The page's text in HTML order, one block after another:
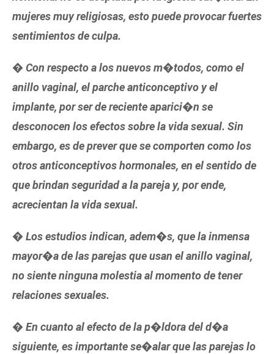
mujeres muy religiosas, esto puede provocar fuertes
sentimientos de culpa.
� Con respecto a los nuevos m�todos, como el
anillo vaginal, el parche anticonceptivo y el
implante, por ser de reciente aparici�n se
desconocen los efectos sobre la vida sexual. Sin
embargo, es de prever que se comporten como los
otros anticonceptivos hormonales, en el sentido de
que brindan seguridad a la pareja y, por ende,
acrecientan la vida sexual.
� Los estudios indican, adem�s, que la inmensa
mayor�a de las parejas que usan el anillo vaginal,
no siente ninguna molestia al momento de tener
relaciones sexuales.
� En cuanto al efecto de la p�ldora del d�a
siguiente, es importante se�alar que las parejas lo